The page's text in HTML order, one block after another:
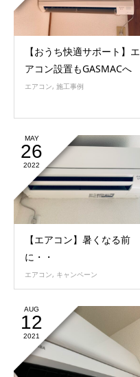
【おうち快適サポート】エ
アコン設置もGASMACへ
エアコン, 施工事例
MAY
26
2022
【エアコン】暑くなる前
に・・
エアコン, キャンペーン
AUG
12
2021